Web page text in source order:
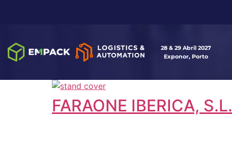
28 & 29 Abril 2027
Exponor, Porto
FARAONE IBERICA, S.L.